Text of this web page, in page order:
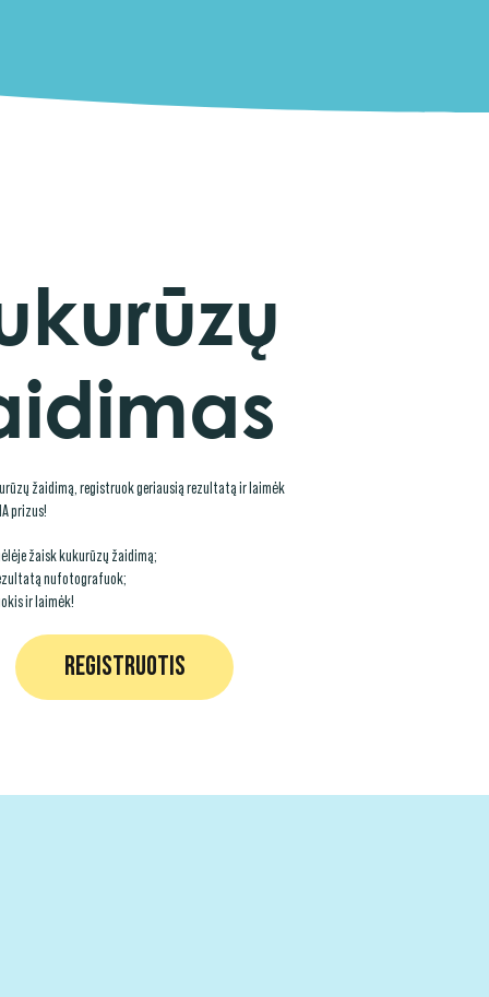
žaidimą, registruok geriausią rezultatą ir laimėk
prizus!
žaisk kukurūzų žaidimą;
nufotografuok;
ir laimėk!
REGISTRUOTIS